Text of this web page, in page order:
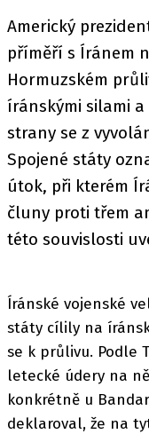
Americký
příměří s Íránem
Hormuzském
íránskými silami
strany se z
Spojené státy
útok, při kterém
čluny proti třem
této souvislosti
Íránské vojenské
státy cílily na
se k průlivu. Podle
letecké údery na
konkrétně u
deklaroval, že na